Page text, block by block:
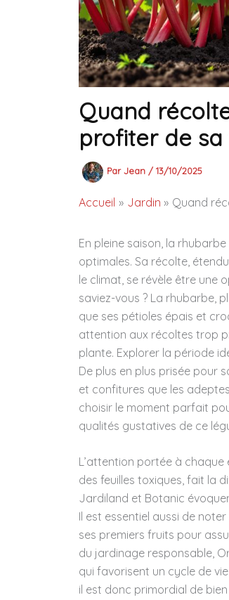
Quand
profiter de sa
ParJean / 13/10/2025
Accueil Jardin Quand
En pleine saison, la
optimales. Sa récolte,
le climat, se révèle être une
saviez-vous ? La rhubarbe,
que ses pétioles épais et
attention aux récoltes trop
plante. Explorer la période
De plus en plus prisée pour
et confitures que les
choisir le moment parfait
qualités gustatives de ce
L’attention portée à chaque
des feuilles toxiques, fait la
Jardiland et Botanic
Il est essentiel aussi de
ses premiers fruits pour
du jardinage responsable,
qui favorisent un cycle de
il est donc primordial de